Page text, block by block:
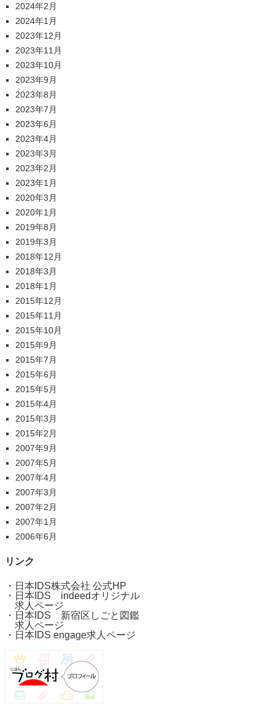
2024年2月
2024年1月
2023年12月
2023年11月
2023年10月
2023年9月
2023年8月
2023年7月
2023年6月
2023年4月
2023年3月
2023年2月
2023年1月
2020年3月
2020年1月
2019年8月
2019年3月
2018年12月
2018年3月
2018年1月
2015年12月
2015年11月
2015年10月
2015年9月
2015年7月
2015年6月
2015年5月
2015年4月
2015年3月
2015年2月
2007年9月
2007年5月
2007年4月
2007年3月
2007年2月
2007年1月
2006年6月
リンク
・ 日本IDS株式会社 公式HP
・ 日本IDS indeedオリジナル
求人ページ
・ 日本IDS 新宿区しごと図鑑
求人ページ
・ 日本IDS engage求人ページ